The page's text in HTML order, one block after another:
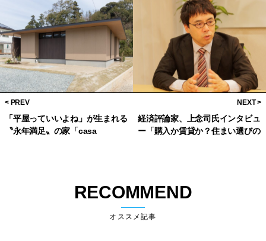
「平屋っていいよね」が生まれる
〝永年満足〟の家「casa
経済評論家、上念司氏インタビュ
ー「購入か賃貸か？住まい選びの
RECOMMEND
オススメ記事